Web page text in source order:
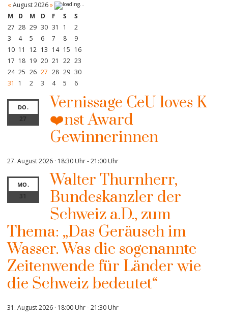
« August 2026»
M
D M D F S
S
27 28 29 30 31 1
2
3
4 5 6 7 8
9
10 11 12 13 14 15 16
17 18 19 20 21 22 23
24 25 26 27 28 29 30
31
1 2 3 4 5 6
DO.
27
Vernissage CeU loves K
❤️nst Award
Gewinnerinnen
27. August 2026 · 18:30 Uhr-21:00 Uhr
MO.
31
Walter Thurnherr,
Bundeskanzler der
Schweiz a.D., zum
Thema: „Das Geräusch im
Wasser. Was die sogenannte
Zeitenwende für Länder wie
die Schweiz bedeutet“
31. August 2026 · 18:00 Uhr-21:30 Uhr